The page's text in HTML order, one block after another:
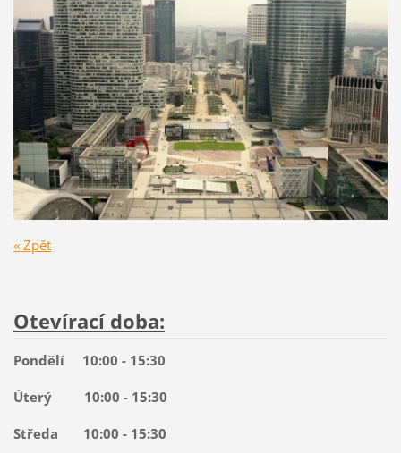
« Zpět
Otevírací doba:
Pondělí 10:00 - 15:30
Úterý 10:00 - 15:30
Středa 10:00 - 15:30